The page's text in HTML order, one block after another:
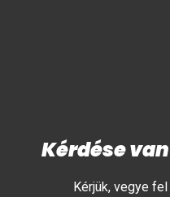
Kérdése
Kérjük, vegye